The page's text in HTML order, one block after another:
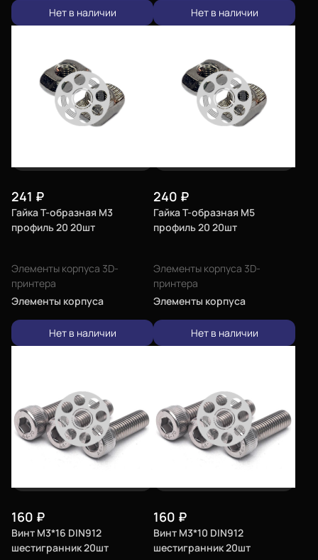
Нет в наличии Нет в наличии
241 ₽
Гайка Т-образная М3
профиль 20 20шт
Элементы корпуса 3D-
принтера
Элементы корпуса
Нет в наличии
240 ₽
Гайка Т-образная М5
профиль 20 20шт
Элементы корпуса 3D-
принтера
Элементы корпуса
Нет в наличии
160 ₽
Винт М3*16 DIN912
шестигранник 20шт
160 ₽
Винт М3*10 DIN912
шестигранник 20шт